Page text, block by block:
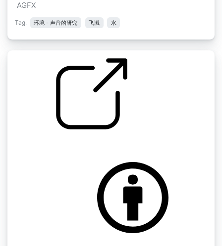
AGFX
Tag: 环境 - 声音的研究 飞溅 水